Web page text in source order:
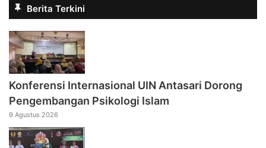
Berita Terkini
Konferensi Internasional UIN Antasari Dorong
Pengembangan Psikologi Islam
9 Agustus 2026